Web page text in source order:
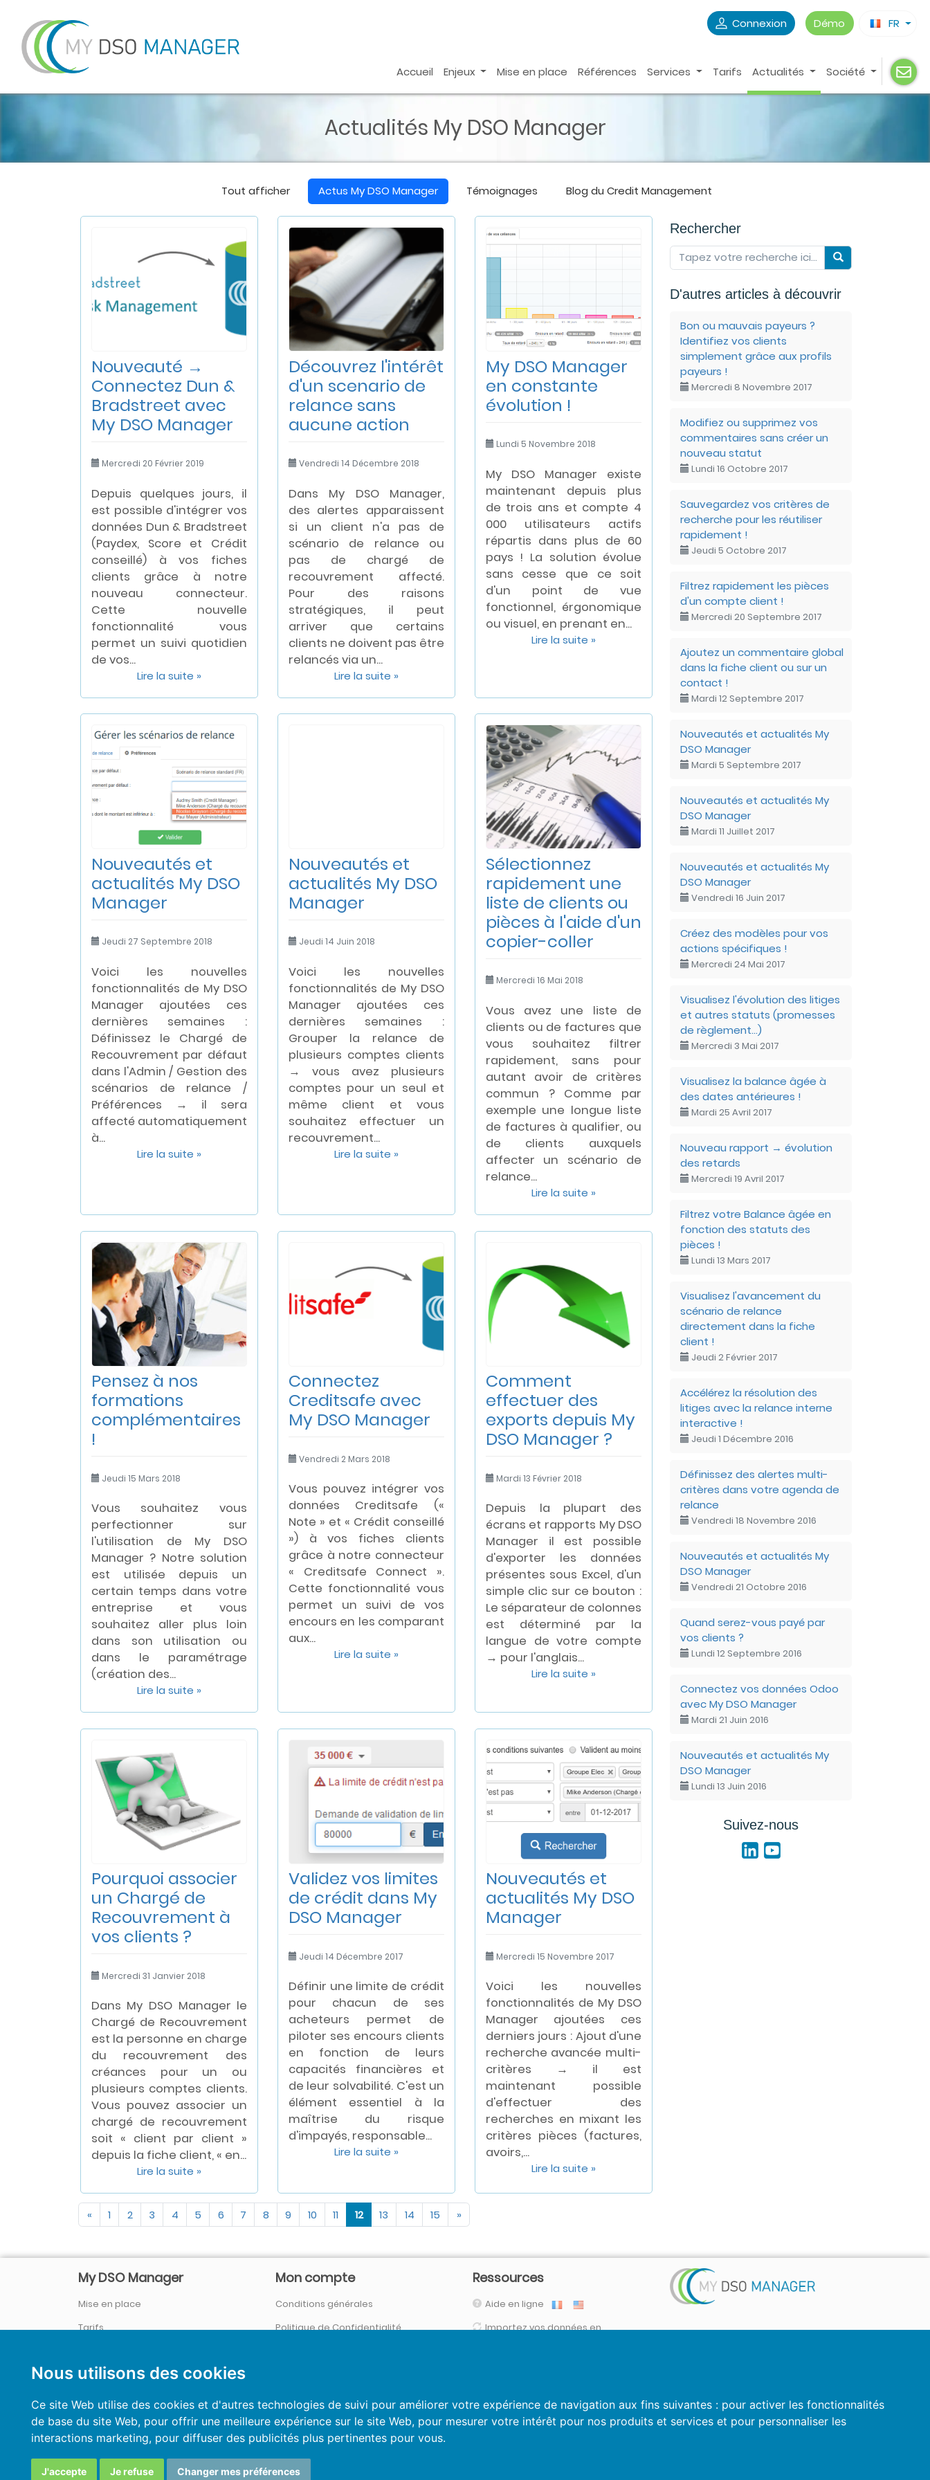
Nous utilisons des cookies
Ce site Web utilise des cookies et d'autres technologies de suivi pour améliorer votre expérience de navigation aux fins suivantes : pour activer les fonctionnalités
de base du site Web, pour offrir une meilleure expérience sur le site Web, pour mesurer votre intérêt pour nos produits et services et pour personnaliser les
interactions marketing, pour diffuser des publicités plus pertinentes pour vous.
J'accepte Je refuse Changer mes préférences
Connexion Démo FR
Accueil Enjeux Mise en place Références Services Tarifs Actualités Société
Actualités My DSO Manager
Tout afficher Actus My DSO Manager Témoignages Blog du Credit Management
Nouveauté →
Connectez Dun &
Bradstreet avec
My DSO Manager
Mercredi 20 Février 2019
Depuis quelques jours, il
est possible d'intégrer vos
données Dun & Bradstreet
(Paydex, Score et Crédit
conseillé) à vos fiches
clients grâce à notre
nouveau connecteur.
Cette nouvelle
fonctionnalité vous
permet un suivi quotidien
de vos...
Lire la suite »
Découvrez l'intérêt
d'un scenario de
relance sans
aucune action
Vendredi 14 Décembre 2018
Dans My DSO Manager,
des alertes apparaissent
si un client n'a pas de
scénario de relance ou
pas de chargé de
recouvrement affecté.
Pour des raisons
stratégiques, il peut
arriver que certains
clients ne doivent pas être
relancés via un...
Lire la suite »
My DSO Manager
en constante
évolution !
Lundi 5 Novembre 2018
My DSO Manager existe
maintenant depuis plus
de trois ans et compte 4
000 utilisateurs actifs
répartis dans plus de 60
pays ! La solution évolue
sans cesse que ce soit
d'un point de vue
fonctionnel, érgonomique
ou visuel, en prenant en...
Lire la suite »
Nouveautés et
actualités My DSO
Manager
Jeudi 27 Septembre 2018
Voici les nouvelles
fonctionnalités de My DSO
Manager ajoutées ces
dernières semaines :
Définissez le Chargé de
Recouvrement par défaut
dans l'Admin / Gestion des
scénarios de relance /
Préférences → il sera
affecté automatiquement
à...
Lire la suite »
Nouveautés et
actualités My DSO
Manager
Jeudi 14 Juin 2018
Voici les nouvelles
fonctionnalités de My DSO
Manager ajoutées ces
dernières semaines :
Grouper la relance de
plusieurs comptes clients
→ vous avez plusieurs
comptes pour un seul et
même client et vous
souhaitez effectuer un
recouvrement...
Lire la suite »
Sélectionnez
rapidement une
liste de clients ou
pièces à l'aide d'un
copier-coller
Mercredi 16 Mai 2018
Vous avez une liste de
clients ou de factures que
vous souhaitez filtrer
rapidement, sans pour
autant avoir de critères
commun ? Comme par
exemple une longue liste
de factures à qualifier, ou
de clients auxquels
affecter un scénario de
relance...
Lire la suite »
Pensez à nos
formations
complémentaires
!
Jeudi 15 Mars 2018
Vous souhaitez vous
perfectionner sur
l'utilisation de My DSO
Manager ? Notre solution
est utilisée depuis un
certain temps dans votre
entreprise et vous
souhaitez aller plus loin
dans son utilisation ou
dans le paramétrage
(création des...
Lire la suite »
Connectez
Creditsafe avec
My DSO Manager
Vendredi 2 Mars 2018
Vous pouvez intégrer vos
données Creditsafe («
Note » et « Crédit conseillé
») à vos fiches clients
grâce à notre connecteur
« Creditsafe Connect ».
Cette fonctionnalité vous
permet un suivi de vos
encours en les comparant
aux...
Lire la suite »
Comment
effectuer des
exports depuis My
DSO Manager ?
Mardi 13 Février 2018
Depuis la plupart des
écrans et rapports My DSO
Manager il est possible
d'exporter les données
présentes sous Excel, d'un
simple clic sur ce bouton :
Le séparateur de colonnes
est déterminé par la
langue de votre compte
→ pour l'anglais...
Lire la suite »
Pourquoi associer
un Chargé de
Recouvrement à
vos clients ?
Mercredi 31 Janvier 2018
Dans My DSO Manager le
Chargé de Recouvrement
est la personne en charge
du recouvrement des
créances pour un ou
plusieurs comptes clients.
Vous pouvez associer un
chargé de recouvrement
soit « client par client »
depuis la fiche client, « en...
Lire la suite »
Validez vos limites
de crédit dans My
DSO Manager
Jeudi 14 Décembre 2017
Définir une limite de crédit
pour chacun de ses
acheteurs permet de
piloter ses encours clients
en fonction de leurs
capacités financières et
de leur solvabilité. C'est un
élément essentiel à la
maîtrise du risque
d'impayés, responsable...
Lire la suite »
Nouveautés et
actualités My DSO
Manager
Mercredi 15 Novembre 2017
Voici les nouvelles
fonctionnalités de My DSO
Manager ajoutées ces
derniers jours : Ajout d'une
recherche avancée multi-
critères → il est
maintenant possible
d'effectuer des
recherches en mixant les
critères pièces (factures,
avoirs,...
Lire la suite »
« 1 2 3 4 5 6 7 8 9 10 11 12 13 14 15 »
Rechercher
D'autres articles à découvrir
Bon ou mauvais payeurs ?
Identifiez vos clients
simplement grâce aux profils
payeurs !
Mercredi 8 Novembre 2017
Modifiez ou supprimez vos
commentaires sans créer un
nouveau statut
Lundi 16 Octobre 2017
Sauvegardez vos critères de
recherche pour les réutiliser
rapidement !
Jeudi 5 Octobre 2017
Filtrez rapidement les pièces
d'un compte client !
Mercredi 20 Septembre 2017
Ajoutez un commentaire global
dans la fiche client ou sur un
contact !
Mardi 12 Septembre 2017
Nouveautés et actualités My
DSO Manager
Mardi 5 Septembre 2017
Nouveautés et actualités My
DSO Manager
Mardi 11 Juillet 2017
Nouveautés et actualités My
DSO Manager
Vendredi 16 Juin 2017
Créez des modèles pour vos
actions spécifiques !
Mercredi 24 Mai 2017
Visualisez l'évolution des litiges
et autres statuts (promesses
de règlement...)
Mercredi 3 Mai 2017
Visualisez la balance âgée à
des dates antérieures !
Mardi 25 Avril 2017
Nouveau rapport → évolution
des retards
Mercredi 19 Avril 2017
Filtrez votre Balance âgée en
fonction des statuts des
pièces !
Lundi 13 Mars 2017
Visualisez l'avancement du
scénario de relance
directement dans la fiche
client !
Jeudi 2 Février 2017
Accélérez la résolution des
litiges avec la relance interne
interactive !
Jeudi 1 Décembre 2016
Définissez des alertes multi-
critères dans votre agenda de
relance
Vendredi 18 Novembre 2016
Nouveautés et actualités My
DSO Manager
Vendredi 21 Octobre 2016
Quand serez-vous payé par
vos clients ?
Lundi 12 Septembre 2016
Connectez vos données Odoo
avec My DSO Manager
Mardi 21 Juin 2016
Nouveautés et actualités My
DSO Manager
Lundi 13 Juin 2016
Suivez-nous
My DSO Manager
Mise en place
Tarifs
Références&Témoignages
Nouveautés et actualités
Blog du Credit Management
Mon compte
Conditions générales
Politique de Confidentialité
Ressources
Aide en ligne
Importez vos données en